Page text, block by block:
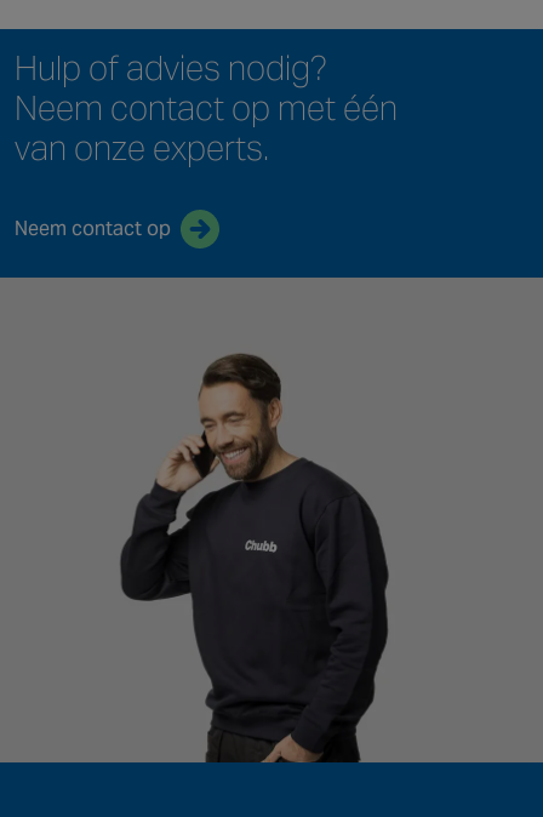
Hulp of advies nodig?
Neem contact op met één
van onze experts.
Neem contact op